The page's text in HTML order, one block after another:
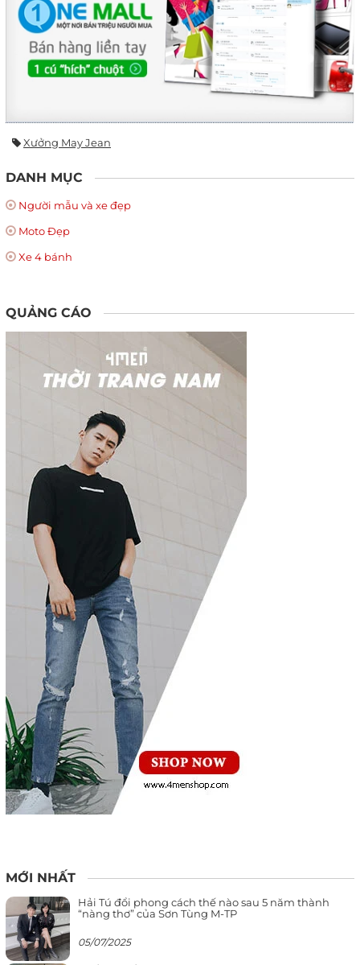
Xưởng May Jean
DANH MỤC
Người mẫu và xe đẹp
Moto Đẹp
Xe 4 bánh
QUẢNG CÁO
MỚI NHẤT
Hải Tú đổi phong cách thế nào sau 5 năm thành
“nàng thơ” của Sơn Tùng M-TP
05/07/2025